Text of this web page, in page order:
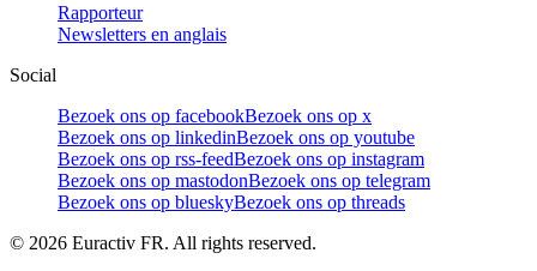
Rapporteur
Newsletters en anglais
Social
Bezoek ons op facebookBezoek ons op x
Bezoek ons op linkedinBezoek ons op youtube
Bezoek ons op rss-feedBezoek ons op instagram
Bezoek ons op mastodonBezoek ons op telegram
Bezoek ons op blueskyBezoek ons op threads
© 2026 Euractiv FR. All rights reserved.